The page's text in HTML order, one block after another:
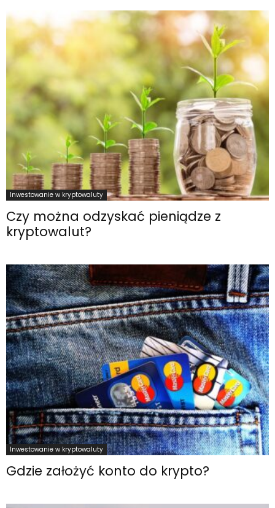
Inwestowanie w kryptowaluty
Czy można odzyskać pieniądze z
kryptowalut?
Inwestowanie w kryptowaluty
Gdzie założyć konto do krypto?